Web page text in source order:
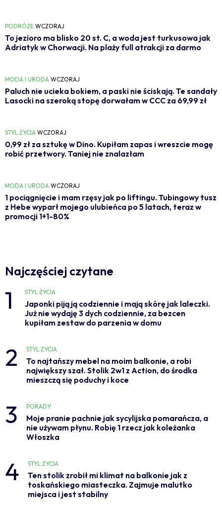
PODRÓŻE WCZORAJ
To jezioro ma blisko 20 st. C, a woda jest turkusowa jak
Adriatyk w Chorwacji. Na plaży full atrakcji za darmo
MODA I URODA WCZORAJ
Paluch nie ucieka bokiem, a paski nie ściskają. Te sandały
Lasocki na szeroką stopę dorwałam w CCC za 69,99 zł
STYL ŻYCIA WCZORAJ
0,99 zł za sztukę w Dino. Kupiłam zapas i wreszcie mogę
robić przetwory. Taniej nie znalazłam
MODA I URODA WCZORAJ
1 pociągnięcie i mam rzęsy jak po liftingu. Tubingowy tusz
z Hebe wyparł mojego ulubieńca po 5 latach, teraz w
promocji 1+1-80%
Najczęściej czytane
1 STYL ŻYCIA
Japonki piją ją codziennie i mają skórę jak laleczki.
Już nie wydaję 3 dych codziennie, za bezcen
kupiłam zestaw do parzenia w domu
2 STYL ŻYCIA
To najtańszy mebel na moim balkonie, a robi
największy szał. Stolik 2w1 z Action, do środka
mieszczą się poduchy i koce
3 PORADY
Moje pranie pachnie jak sycylijska pomarańcza, a
nie używam płynu. Robię 1 rzecz jak koleżanka
Włoszka
4 STYL ŻYCIA
Ten stolik zrobił mi klimat na balkonie jak z
toskańskiego miasteczka. Zajmuje malutko
miejsca i jest stabilny